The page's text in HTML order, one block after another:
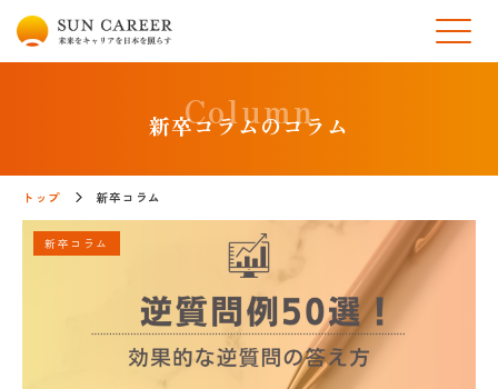
新卒コラムのコラム
トップ 新卒コラム
新卒コラム